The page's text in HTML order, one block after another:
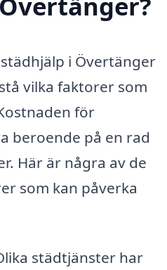
i Övertänger
vilka faktorer som
för
beroende på en rad
Här är några av de
som kan påverka
städtjänster har